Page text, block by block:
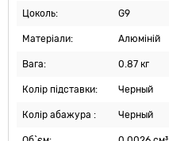
Цоколь: G9
Матеріали: Алюміній
Вага: 0.87 кг
Колір підставки: Черный
Колір абажура : Черный